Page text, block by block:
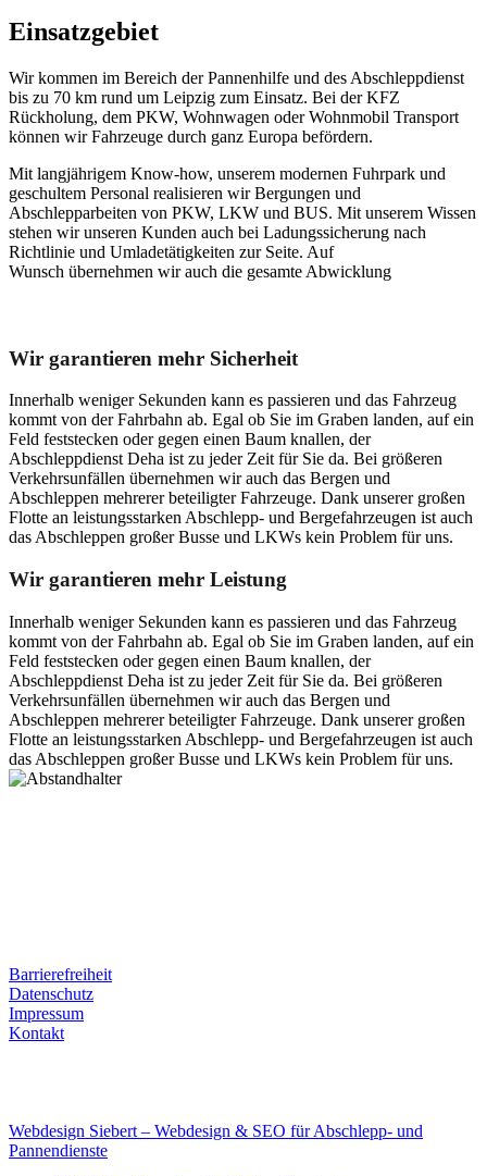
Einsatzgebiet
Wir kommen im Bereich der Pannenhilfe und des Abschleppdienst
bis zu 70 km rund um Leipzig zum Einsatz. Bei der KFZ
Rückholung, dem PKW, Wohnwagen oder Wohnmobil Transport
können wir Fahrzeuge durch ganz Europa befördern.
Mit langjährigem Know-how, unserem modernen Fuhrpark und
geschultem Personal realisieren wir Bergungen und
Abschlepparbeiten von PKW, LKW und BUS. Mit unserem Wissen
stehen wir unseren Kunden auch bei Ladungssicherung nach
Richtlinie und Umladetätigkeiten zur Seite. Auf
Wunsch übernehmen wir auch die gesamte Abwicklung
Wir garantieren mehr Sicherheit
Innerhalb weniger Sekunden kann es passieren und das Fahrzeug
kommt von der Fahrbahn ab. Egal ob Sie im Graben landen, auf ein
Feld feststecken oder gegen einen Baum knallen, der
Abschleppdienst Deha ist zu jeder Zeit für Sie da. Bei größeren
Verkehrsunfällen übernehmen wir auch das Bergen und
Abschleppen mehrerer beteiligter Fahrzeuge. Dank unserer großen
Flotte an leistungsstarken Abschlepp- und Bergefahrzeugen ist auch
das Abschleppen großer Busse und LKWs kein Problem für uns.
Wir garantieren mehr Leistung
Innerhalb weniger Sekunden kann es passieren und das Fahrzeug
kommt von der Fahrbahn ab. Egal ob Sie im Graben landen, auf ein
Feld feststecken oder gegen einen Baum knallen, der
Abschleppdienst Deha ist zu jeder Zeit für Sie da. Bei größeren
Verkehrsunfällen übernehmen wir auch das Bergen und
Abschleppen mehrerer beteiligter Fahrzeuge. Dank unserer großen
Flotte an leistungsstarken Abschlepp- und Bergefahrzeugen ist auch
das Abschleppen großer Busse und LKWs kein Problem für uns.
Barrierefreiheit
Datenschutz
Impressum
Kontakt
Webdesign Siebert – Webdesign & SEO für Abschlepp- und
Pannendienste